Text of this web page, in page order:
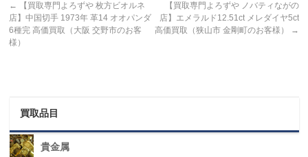
←
【買取専門よろずや 枚方ビオルネ
店】中国切手 1973年 革14 オオパンダ
6種完 高価買取（大阪 交野市のお客
様）
【買取専門よろずや ノバティながの
店】エメラルド12.51ct メレダイヤ5ct
高価買取（狭山市 金剛町のお客様）
→
買取品目
貴金属